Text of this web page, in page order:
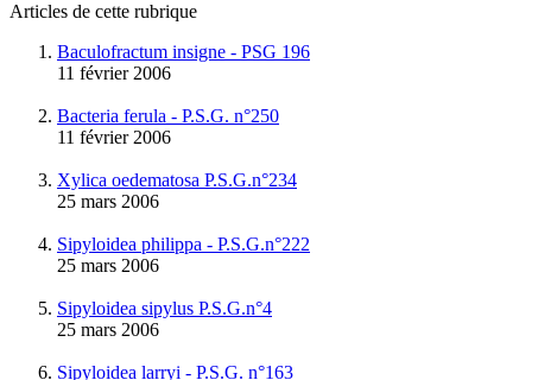
Articles de cette rubrique
Baculofractum insigne - PSG 196
11 février 2006
Bacteria ferula - P.S.G. n°250
11 février 2006
Xylica oedematosa P.S.G.n°234
25 mars 2006
Sipyloidea philippa - P.S.G.n°222
25 mars 2006
Sipyloidea sipylus P.S.G.n°4
25 mars 2006
Sipyloidea larryi - P.S.G. n°163